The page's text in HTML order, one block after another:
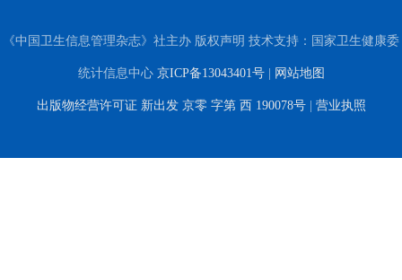
《中国卫生信息管理杂志》社主办 版权声明 技术支持：国家卫生健康委
统计信息中心 京ICP备13043401号| 网站地图
出版物经营许可证 新出发 京零 字第 西 190078号| 营业执照